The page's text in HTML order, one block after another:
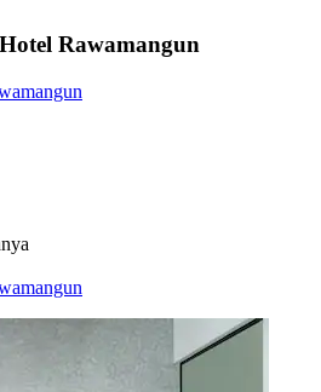
Rawamangun